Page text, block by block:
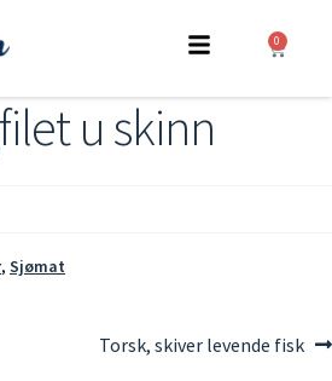
0
u skinn
, Sjømat
Torsk, skiver levende fisk